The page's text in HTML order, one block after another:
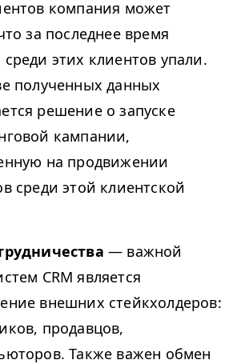
компания может
за последнее время
этих клиентов упали.
полученных данных
решение о запуске
кампании,
на продвижении
среди этой клиентской
— важной
CRM является
внешних стейкхолдеров:
продавцов,
Также важен обмен